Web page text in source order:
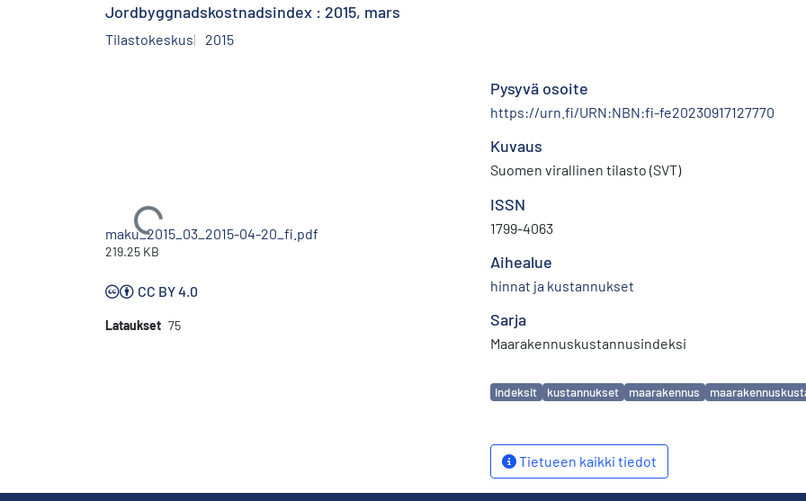
Jordbyggnadskostnadsindex : 2015, mars
Tilastokeskus 2015
Ladataan...
maku_2015_03_2015-04-20_fi.pdf
219.25 KB
CC BY 4.0
Lataukset 75
Pysyvä osoite
https://urn.fi/URN:NBN:fi-fe20230917127770
Kuvaus
Suomen virallinen tilasto (SVT)
ISSN
1799-4063
Aihealue
hinnat ja kustannukset
Sarja
Maarakennuskustannusindeksi
Avainsanat
indeksit kustannukset maarakennus
Tietueen kaikki tiedot